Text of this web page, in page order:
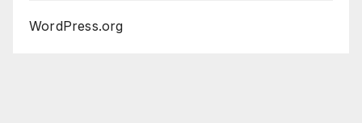
WordPress.org